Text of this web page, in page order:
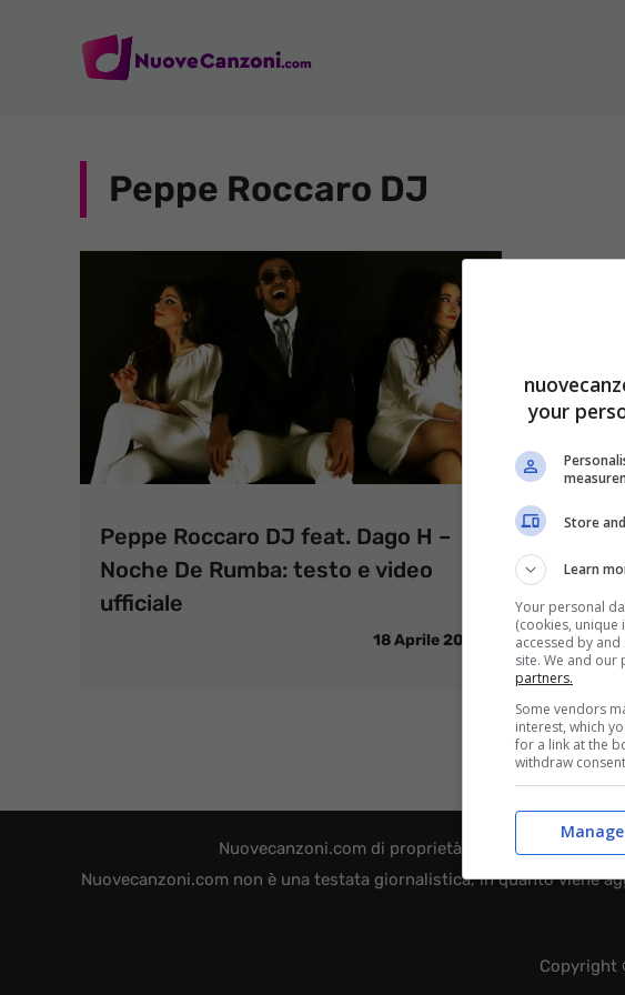
Peppe Roccaro DJ
Peppe Roccaro DJ feat. Dago H –
Noche De Rumba: testo e video
ufficiale
18 Aprile 2015
Nuovecanzoni.com di proprietà di WEB 365 SRL -
Nuovecanzoni.com non è una testata giornalistica, in quanto viene
your
Store
Learn
Your personal
(cookies, unique
accessed by
site. We and our
partners.
Some vendors
interest, which
for a link at the
withdraw